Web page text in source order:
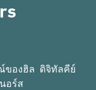
ของฮิล
อร์ส
ดิจิทัลคีย์